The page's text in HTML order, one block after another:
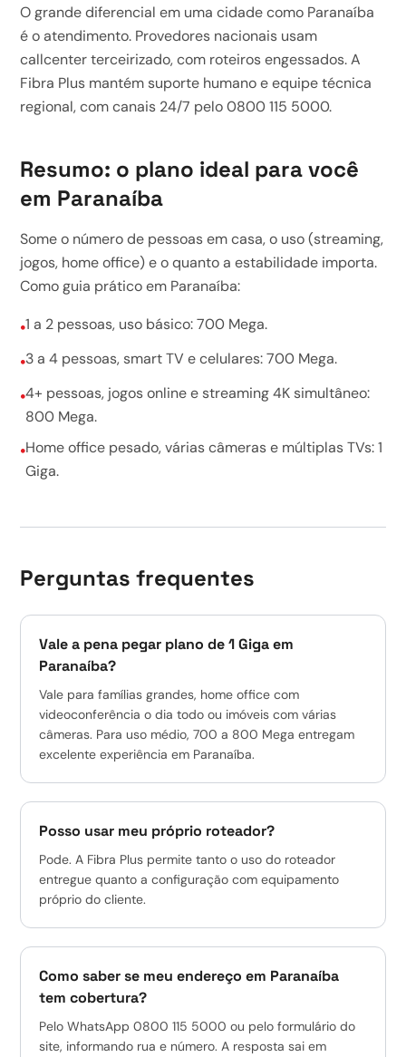
O grande diferencial em uma cidade como Paranaíba
é o atendimento. Provedores nacionais usam
callcenter terceirizado, com roteiros engessados. A
Fibra Plus mantém suporte humano e equipe técnica
regional, com canais 24/7 pelo 0800 115 5000.
Resumo: o plano ideal para você
em Paranaíba
Some o número de pessoas em casa, o uso (streaming,
jogos, home office) e o quanto a estabilidade importa.
Como guia prático em Paranaíba:
•1 a 2 pessoas, uso básico: 700 Mega.
•3 a 4 pessoas, smart TV e celulares: 700 Mega.
•4+ pessoas, jogos online e streaming 4K simultâneo:
800 Mega.
•Home office pesado, várias câmeras e múltiplas TVs: 1
Giga.
Perguntas frequentes
Vale a pena pegar plano de 1 Giga em
Paranaíba?
Vale para famílias grandes, home office com
videoconferência o dia todo ou imóveis com várias
câmeras. Para uso médio, 700 a 800 Mega entregam
excelente experiência em Paranaíba.
Posso usar meu próprio roteador?
Pode. A Fibra Plus permite tanto o uso do roteador
entregue quanto a configuração com equipamento
próprio do cliente.
Como saber se meu endereço em Paranaíba
tem cobertura?
Pelo WhatsApp 0800 115 5000 ou pelo formulário do
site, informando rua e número. A resposta sai em